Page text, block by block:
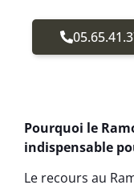
Pourquoi le
indispensable
Le recours au